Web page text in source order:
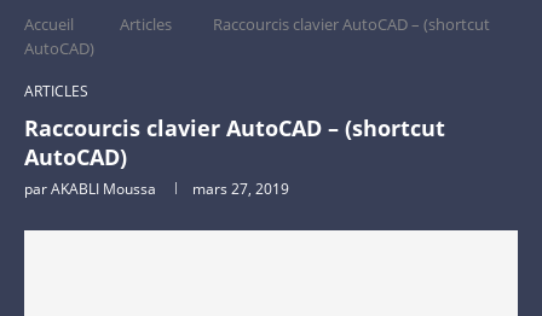
Accueil Articles
Raccourcis clavier AutoCAD – (shortcut
AutoCAD)
ARTICLES
Raccourcis clavier AutoCAD – (shortcut
AutoCAD)
parAKABLI Moussa mars 27, 2019